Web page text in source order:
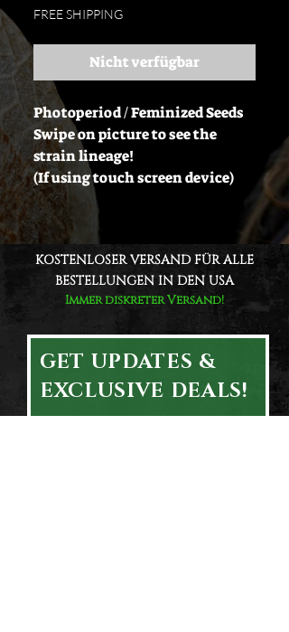
FREE SHIPPING
Nicht verfügbar
Photoperiod / Feminized Seeds
Swipe on picture to see the
strain lineage!
(If using touch screen device)
KOSTENLOSER VERSAND FÜR ALLE
BESTELLUNGEN IN DEN USA
Immer diskreter Versand!
GET UPDATES &
EXCLUSIVE DEALS!